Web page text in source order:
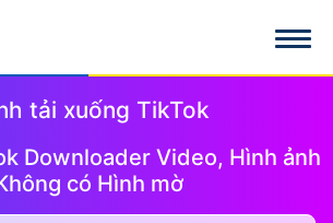
tải xuống TikTok
Downloader Video, Hình ảnh
có Hình mờ